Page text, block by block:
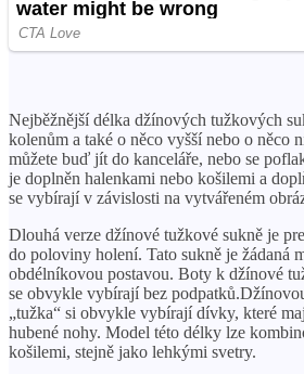
Nejběžnější délka džínových tužkových
kolenům a také o něco vyšší nebo o něco
můžete buď jít do kanceláře, nebo se
je doplněn halenkami nebo košilemi a
se vybírají v závislosti na vytvářeném
Dlouhá verze džínové tužkové sukně je
do poloviny holení. Tato sukně je žádaná
obdélníkovou postavou. Boty k džínové
se obvykle vybírají bez
„tužka“ si obvykle vybírají dívky, které
hubené nohy. Model této délky lze
košilemi, stejně jako lehkými svetry.